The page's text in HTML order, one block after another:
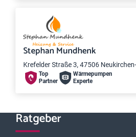
Stephan Mundhenk
Krefelder Straße 3, 47506
Top
Partner
Wärme­pumpen
Experte
Ratgeber